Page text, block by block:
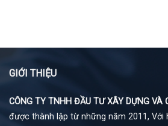
GIỚI THIỆU
CÔNG TY TNHH ĐẦU TƯ XÂY DỰNG VÀ
được thành lập từ những năm 2011, Với